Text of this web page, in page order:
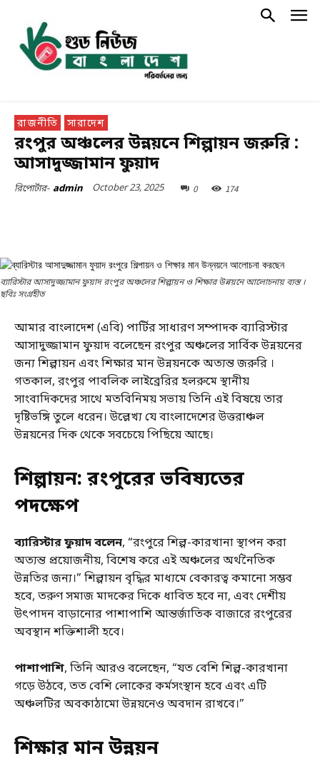
রাজনীতি সারাদেশ
রংপুর অঞ্চলের উন্নয়নে শিল্পায়ন জরুরি :
আসাদুজ্জামান ফুয়াদ
রিপোর্টার- admin October 23, 2025 0 174
ব্যারিস্টার আসাদুজ্জামান ফুয়াদ রংপুর অঞ্চলের শিল্পায়ন ও শিক্ষার উন্নয়নে আলোচনায় ব্যস্ত ।
ছবিঃ সংগ্রহীত
আমার বাংলাদেশ (এবি) পার্টির সাধারণ সম্পাদক ব্যারিস্টার
আসাদুজ্জামান ফুয়াদ বলেছেন রংপুর অঞ্চলের সার্বিক উন্নয়নের
জন্য শিল্পায়ন এবং শিক্ষার মান উন্নয়নকে অত্যন্ত জরুরি ।
গতকাল, রংপুর পাবলিক লাইব্রেরির হলরুমে স্থানীয়
সাংবাদিকদের সাথে মতবিনিময় সভায় তিনি এই বিষয়ে তার
দৃষ্টিভঙ্গি তুলে ধরেন। উল্লেখ্য যে বাংলাদেশের উত্তরাঞ্চল
উন্নয়নের দিক থেকে সবচেয়ে পিছিয়ে আছে।
শিল্পায়ন: রংপুরের ভবিষ্যতের
পদক্ষেপ
ব্যারিস্টার ফুয়াদ বলেন, “রংপুরে শিল্প-কারখানা স্থাপন করা
অত্যন্ত প্রয়োজনীয়, বিশেষ করে এই অঞ্চলের অর্থনৈতিক
উন্নতির জন্য।” শিল্পায়ন বৃদ্ধির মাধ্যমে বেকারত্ব কমানো সম্ভব
হবে, তরুণ সমাজ মাদকের দিকে ধাবিত হবে না, এবং দেশীয়
উৎপাদন বাড়ানোর পাশাপাশি আন্তর্জাতিক বাজারে রংপুরের
অবস্থান শক্তিশালী হবে।
পাশাপাশি, তিনি আরও বলেছেন, “যত বেশি শিল্প-কারখানা
গড়ে উঠবে, তত বেশি লোকের কর্মসংস্থান হবে এবং এটি
অঞ্চলটির অবকাঠামো উন্নয়নেও অবদান রাখবে।”
শিক্ষার মান উন্নয়ন